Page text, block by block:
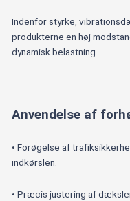
Indenfor styrke,
produkterne en høj
dynamisk belastning.
Anvendelse af
• Forøgelse af
indkørslen.
• Præcis justering af